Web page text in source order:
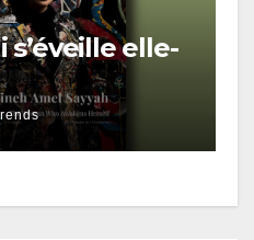
s’éveille elle-